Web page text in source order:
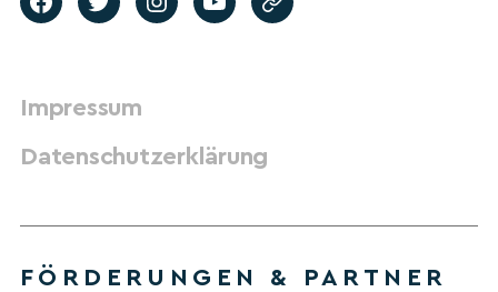
Impressum
Datenschutzerklärung
FÖRDERUNGEN & PARTNER